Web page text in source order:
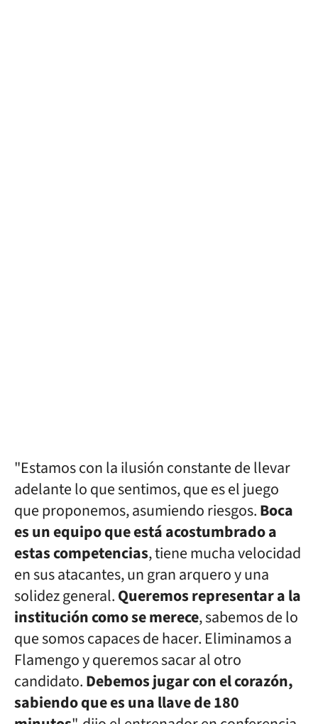
"Estamos con la ilusión constante de llevar
adelante lo que sentimos, que es el juego
que proponemos, asumiendo riesgos.Boca
es un equipo que está acostumbrado a
estas competencias, tiene mucha velocidad
en sus atacantes, un gran arquero y una
solidez general.Queremos representar a la
institución como se merece, sabemos de lo
que somos capaces de hacer. Eliminamos a
Flamengo y queremos sacar al otro
candidato.Debemos jugar con el corazón,
sabiendo que es una llave de 180